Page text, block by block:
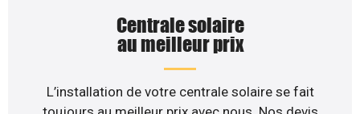
Centrale solaire
au meilleur prix
L’installation de votre centrale solaire se fait